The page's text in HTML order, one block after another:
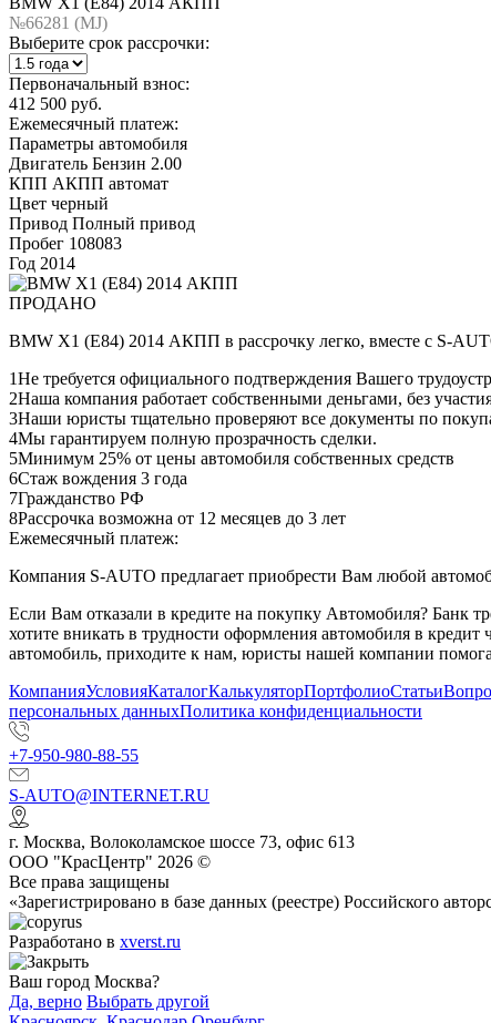
№66281 (МJ)
Выберите срок рассрочки:
Первоначальный взнос:
412 500 руб.
Ежемесячный платеж:
Параметры автомобиля
Двигатель Бензин 2.00
КПП АКПП автомат
Цвет черный
Привод Полный привод
Пробег 108083
Год 2014
ПРОДАНО
BMW X1 (E84) 2014 АКПП в рассрочку легко, вместе с S-
1Не требуется официального подтверждения Вашего
2Наша компания работает собственными деньгами, без
3Наши юристы тщательно проверяют все документы по
4Мы гарантируем полную прозрачность сделки.
5Минимум 25% от цены автомобиля собственных средств
6Стаж вождения 3 года
7Гражданство РФ
8Рассрочка возможна от 12 месяцев до 3 лет
Ежемесячный платеж:
Компания S-AUTO предлагает приобрести Вам любой
Если Вам отказали в кредите на покупку Автомобиля? Банк
хотите вникать в трудности оформления автомобиля в
автомобиль, приходите к нам, юристы нашей компании
КомпанияУсловияКаталогКалькуляторПортфолиоСтатьи
персональных данныхПолитика конфиденциальности
+7-950-980-88-55
S-AUTO@INTERNET.RU
г. Москва, Волоколамское шоссе 73, офис 613
ООО "КрасЦентр" 2026 ©
Все права защищены
«Зарегистрировано в базе данных (реестре) Российского
Разработано в xverst.ru
Ваш город Москва?
Да, верно Выбрать другой